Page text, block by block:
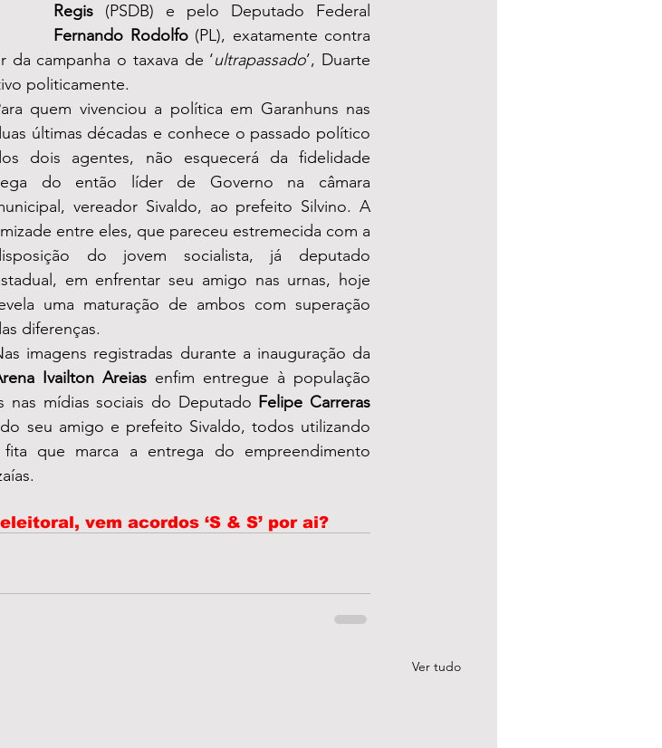
Regis
Fernando Rodolfo (PL), exatamente contra
campanha o taxava de ‘ultrapassado’, Duarte
politicamente.
quem vivenciou a política em Garanhuns nas
últimas décadas e conhece o passado político
dois agentes, não esquecerá da fidelidade
do então líder de Governo na câmara
vereador Sivaldo, ao prefeito Silvino. A
entre eles, que pareceu estremecida com a
do jovem socialista, já deputado
em enfrentar seu amigo nas urnas, hoje
uma maturação de ambos com superação
diferenças.
Ivailton Areias enfim entregue à população
nas mídias sociais do Deputado Felipe Carreras
seu amigo e prefeito Sivaldo, todos utilizando
que marca a entrega do empreendimento
vem acordos ‘S & S’ por ai?
Ver tudo